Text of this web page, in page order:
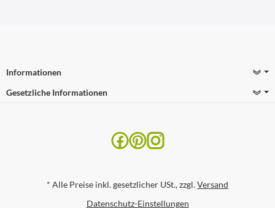
Informationen
Gesetzliche Informationen
* Alle Preise inkl. gesetzlicher USt., zzgl.Versand
Datenschutz-Einstellungen